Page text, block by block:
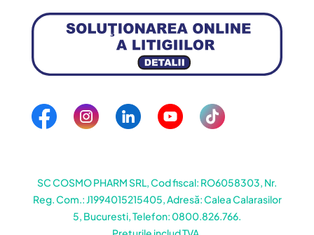
SC COSMO PHARM SRL, Cod fiscal: RO6058303, Nr.
Reg. Com.: J1994015215405, Adresă: Calea Calarasilor
5, Bucuresti, Telefon: 0800.826.766.